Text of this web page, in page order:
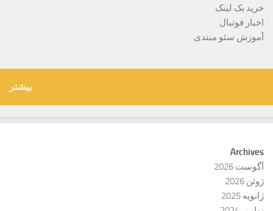
خرید بک لینک
اخبار فوتبال
آموزش سئو مبتدی
بیشتر
Archives
آگوست 2026
ژوئن 2026
ژانویه 2025